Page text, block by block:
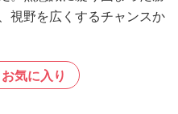
視野を広くするチャンスか
お気に入り